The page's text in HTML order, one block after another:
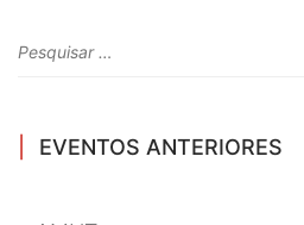
EVENTOS ANTERIORES